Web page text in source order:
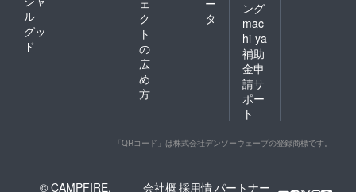
ル
グッ
ド
ク
ト
の
広
め
方
タ
ング
mac
hi-ya
補助
金申
請サ
ポー
ト
「QRコード」は株式会社デンソーウェーブの登録商標です。
© CAMPFIRE, 会社概採用情パートナー